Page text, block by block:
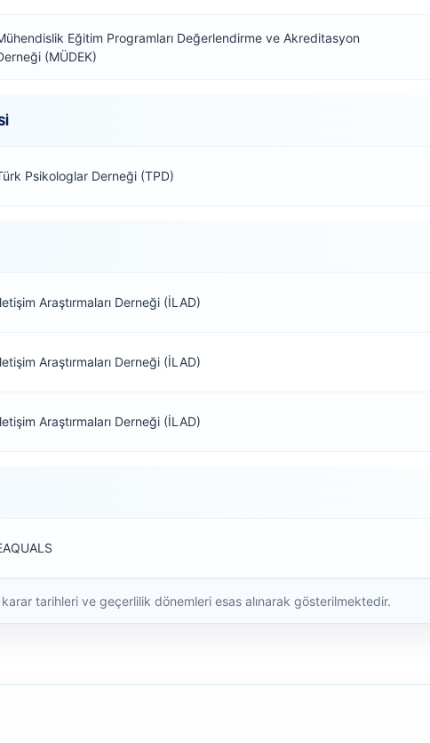
Eğitim Programları Değerlendirme ve Akreditasyon
(MÜDEK)
Psikologlar Derneği (TPD)
Araştırmaları Derneği (İLAD)
Araştırmaları Derneği (İLAD)
Araştırmaları Derneği (İLAD)
tarihleri ve geçerlilik dönemleri esas alınarak gösterilmektedir.